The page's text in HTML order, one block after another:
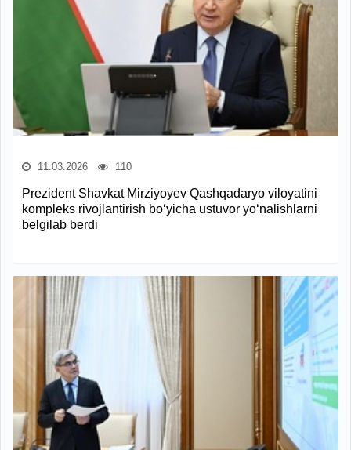
11.03.2026 110
Prezident Shavkat Mirziyoyev Qashqadaryo viloyatini
kompleks rivojlantirish bo‘yicha ustuvor yo‘nalishlarni
belgilab berdi